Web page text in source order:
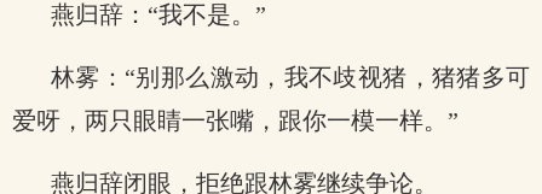
燕归辞：“我不是。”
林雾：“别那么激动，我不歧视猪，猪猪多可
爱呀，两只眼睛一张嘴，跟你一模一样。”
燕归辞闭眼，拒绝跟林雾继续争论。